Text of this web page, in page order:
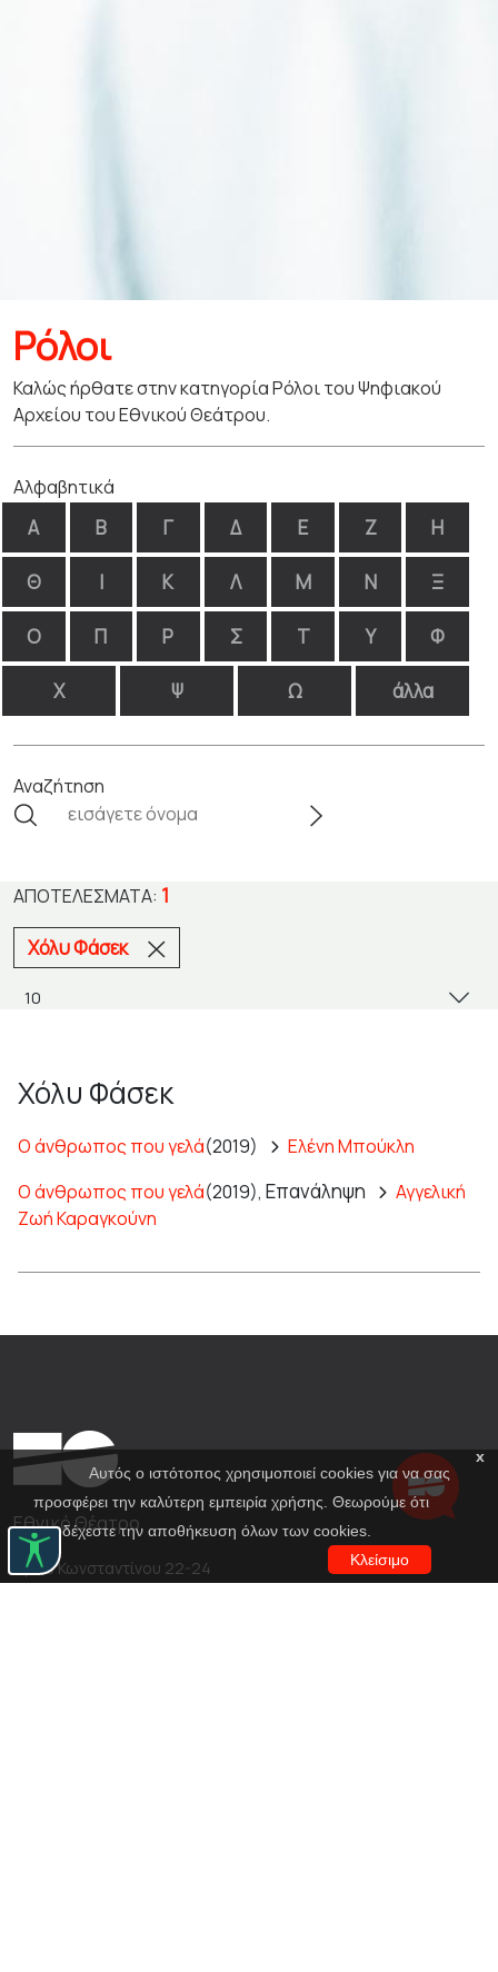
Ρόλοι
Καλώς ήρθατε στην κατηγορία Ρόλοι του Ψηφιακού
Αρχείου του Εθνικού Θεάτρου.
Αλφαβητικά
Α Β Γ Δ Ε Ζ Η
Θ Ι Κ Λ Μ Ν Ξ
Ο Π Ρ Σ Τ Υ Φ
Χ Ψ Ω άλλα
Αναζήτηση
ΑΠΟΤΕΛΈΣΜΑΤΑ: 1
Χόλυ Φάσεκ
Χόλυ Φάσεκ
Ο άνθρωπος που γελά(2019)
Ελένη Μπούκλη
Ο άνθρωπος που γελά(2019), Επανάληψη
Αγγελική
Ζωή Καραγκούνη
x
Αυτός ο ιστότοπος χρησιμοποιεί cookies για να σας
προσφέρει την καλύτερη εμπειρία χρήσης. Θεωρούμε ότι
αποδέχεστε την αποθήκευση όλων των cookies.
Κλείσιμο
Εθνικό Θέατρο
Αγίου Κωνσταντίνου 22-24